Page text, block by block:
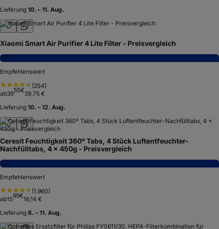
Lieferung 10. – 11. Aug.
Xiaomi Smart Air Purifier 4 Lite Filter - Preisvergleich
7,7
Empfehlenswert
(254)
ab3955€39,75 €
Lieferung 10. – 12. Aug.
Ceresit Feuchtigkeit 360º Tabs, 4 Stück Luftentfeuchter-
Nachfülltabs, 4 x 450g - Preisvergleich
7,9
Empfehlenswert
(1.960)
ab1599€16,14 €
Lieferung 8. – 11. Aug.